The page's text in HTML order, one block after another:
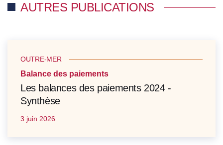
AUTRES PUBLICATIONS
OUTRE-MER
Balance des paiements
Les balances des paiements 2024 -
Synthèse
3 juin 2026